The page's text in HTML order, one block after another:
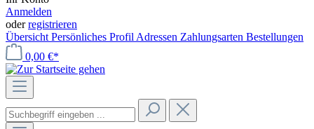
Anmelden
oderregistrieren
Übersicht Persönliches Profil Adressen Zahlungsarten Bestellungen
0,00 €*